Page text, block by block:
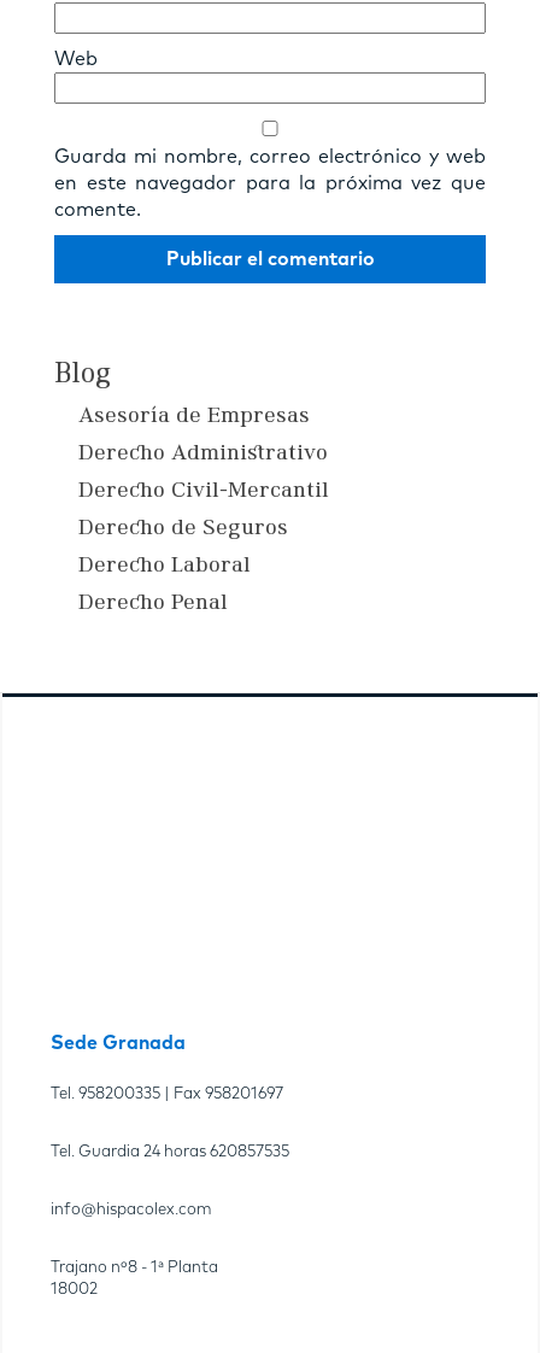
Web
Guarda mi nombre, correo electrónico y web
en este navegador para la próxima vez que
comente.
Blog
Asesoría de Empresas
Derecho Administrativo
Derecho Civil-Mercantil
Derecho de Seguros
Derecho Laboral
Derecho Penal
Sede Granada
Tel. 958200335 | Fax 958201697
Tel. Guardia 24 horas 620857535
info@hispacolex.com
Trajano nº8 - 1ª Planta
18002